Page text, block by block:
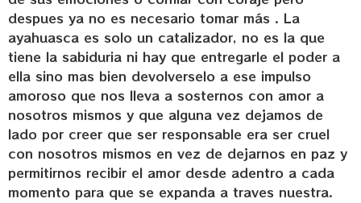
despues ya no es necesario tomar más . La
ayahuasca es solo un catalizador, no es la que
tiene la sabiduria ni hay que entregarle el poder a
ella sino mas bien devolverselo a ese impulso
amoroso que nos lleva a sosternos con amor a
nosotros mismos y que alguna vez dejamos de
lado por creer que ser responsable era ser cruel
con nosotros mismos en vez de dejarnos en paz y
permitirnos recibir el amor desde adentro a cada
momento para que se expanda a traves nuestra.